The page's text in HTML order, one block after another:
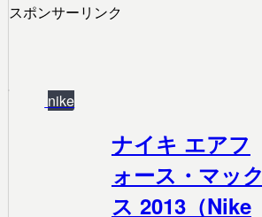
スポンサーリンク
nike
ナイキ エアフ
ォース・マック
ス 2013（Nike